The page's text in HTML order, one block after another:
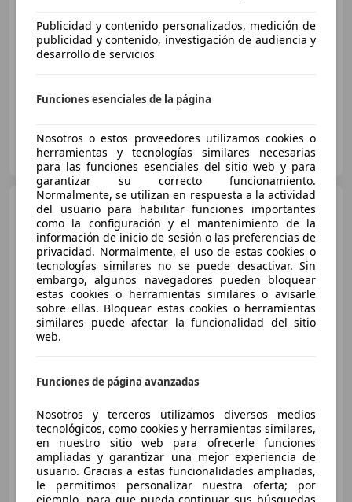
Sin comparación
CLICARS GRANADA
ES-18015 GRANADA
Citroen C4 CactusC4
Cactus 1.5BlueHDi S
Precio
11/2019 144.000 km Diésel 73 kW (99 CV)
Particular
Publicidad y contenido personalizados, medición de
publicidad y contenido, investigación de audiencia y
desarrollo de servicios
Funciones esenciales de la página
Nosotros o estos proveedores utilizamos cookies o
herramientas y tecnologías similares necesarias
para las funciones esenciales del sitio web y para
garantizar su correcto funcionamiento.
Normalmente, se utilizan en respuesta a la actividad
del usuario para habilitar funciones importantes
como la configuración y el mantenimiento de la
información de inicio de sesión o las preferencias de
privacidad. Normalmente, el uso de estas cookies o
tecnologías similares no se puede desactivar. Sin
embargo, algunos navegadores pueden bloquear
estas cookies o herramientas similares o avisarle
sobre ellas. Bloquear estas cookies o herramientas
similares puede afectar la funcionalidad del sitio
web.
Funciones de página avanzadas
Nosotros y terceros utilizamos diversos medios
tecnológicos, como cookies y herramientas similares,
en nuestro sitio web para ofrecerle funciones
ampliadas y garantizar una mejor experiencia de
usuario. Gracias a estas funcionalidades ampliadas,
le permitimos personalizar nuestra oferta; por
ejemplo, para que pueda continuar sus búsquedas